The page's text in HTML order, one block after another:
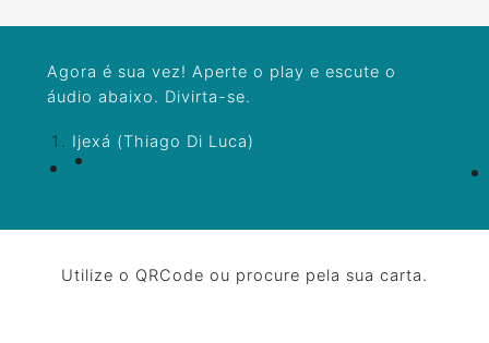
Agora é sua vez! Aperte o play e escute o
áudio abaixo. Divirta-se.
Ijexá (Thiago Di Luca)
Utilize o QRCode ou procure pela sua carta.